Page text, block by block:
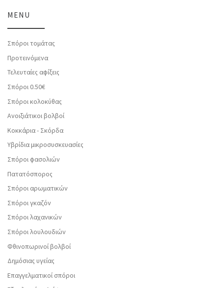
MENU
Σπόροι τομάτας
Προτεινόμενα
Τελευταίες αφίξεις
Σπόροι 0.50€
Σπόροι κολοκύθας
Ανοιξιάτικοι βολβοί
Κοκκάρια - Σκόρδα
Υβρίδια μικροσυσκευασίες
Σπόροι φασολιών
Πατατόσπορος
Σπόροι αρωματικών
Σπόροι γκαζόν
Σπόροι λαχανικών
Σπόροι λουλουδιών
Φθινοπωρινοί βολβοί
Δημόσιας υγείας
Επαγγελματικοί σπόροι